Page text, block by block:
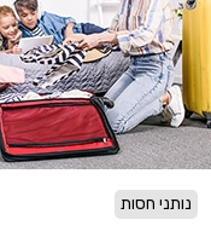
נותני חסות